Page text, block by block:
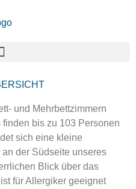
und Mehrbettzimmern
bis zu 103 Personen
sich eine kleine
der Südseite unseres
Blick über das
für Allergiker geeignet